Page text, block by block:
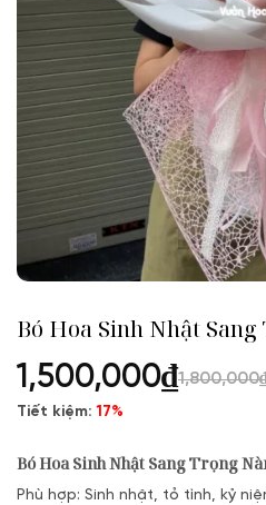
Bó Hoa Sinh Nhật
1,500,000₫1,800,000
Tiết kiệm:17%
Bó Hoa Sinh Nhật Sang Trọng
Phù hợp: Sinh nhật, tỏ tình, kỷ